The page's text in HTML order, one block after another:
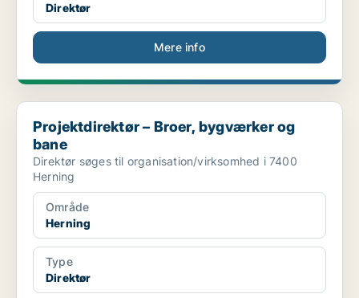
Direktør
Mere info
Projektdirektør – Broer, bygværker og bane
Projektdirektør – Broer, bygværker og
bane
Direktør søges til organisation/virksomhed i 7400
Herning
Område
Herning
Type
Direktør